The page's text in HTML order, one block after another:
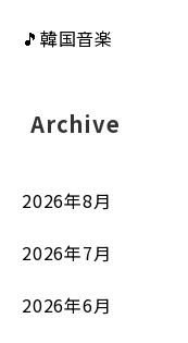
🎵韓国音楽
Archive
2026年8月
2026年7月
2026年6月